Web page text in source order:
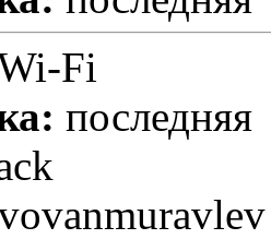
Fi
последняя